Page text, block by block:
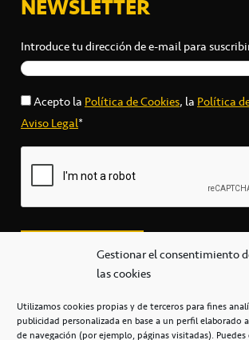
Gestionar el consentimiento
las cookies
Utilizamos cookies propias y de terceros para fines
publicidad personalizada en base a un perfil elaborado
de navegación (por ejemplo, páginas visitadas).
Introduce tu dirección de e-mail para
Acepto laPolítica de Cookies, laPolítica
Aviso Legal*
secretaria@cbcanarias.es